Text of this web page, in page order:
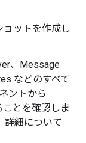
ョットを作成し
、Message
などのすべて
ントから
とを確認しま
詳細について